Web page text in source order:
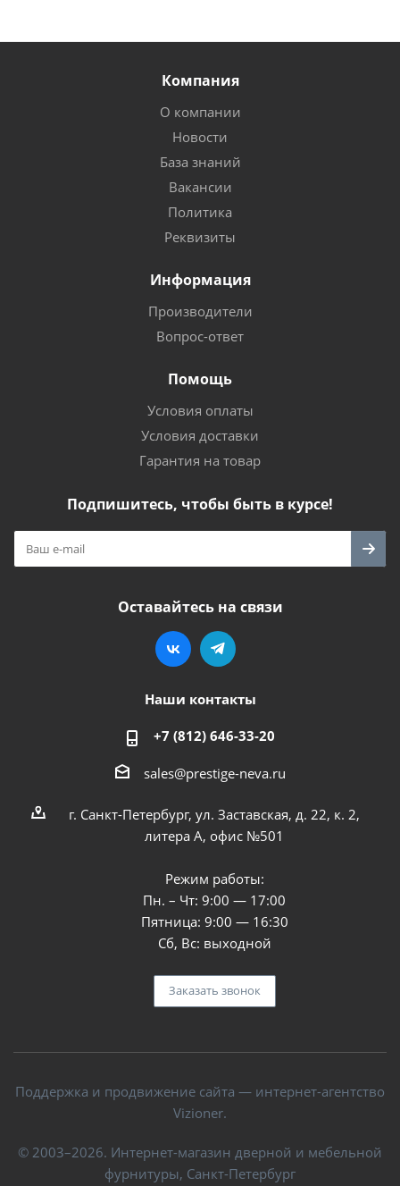
Компания
О компании
Новости
База знаний
Вакансии
Политика
Реквизиты
Информация
Производители
Вопрос-ответ
Помощь
Условия оплаты
Условия доставки
Гарантия на товар
Подпишитесь, чтобы быть в курсе!
Оставайтесь на связи
Наши контакты
+7 (812) 646-33-20
sales@prestige-neva.ru
г. Санкт-Петербург, ул. Заставская, д. 22, к. 2,
литера А, офис №501
Режим работы:
Пн. – Чт: 9:00 — 17:00
Пятница: 9:00 — 16:30
Сб, Вс: выходной
Заказать звонок
Поддержка и продвижение сайта — интернет-агентство
Vizioner.
© 2003–2026. Интернет-магазин дверной и мебельной
фурнитуры, Санкт-Петербург